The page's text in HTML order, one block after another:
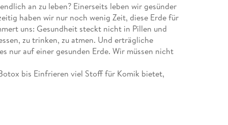
an zu leben? Einerseits leben wir gesünder
haben wir nur noch wenig Zeit, diese Erde für
uns: Gesundheit steckt nicht in Pillen und
zu trinken, zu atmen. Und erträgliche
nur auf einer gesunden Erde. Wir müssen nicht
bis Einfrieren viel Stoff für Komik bietet,